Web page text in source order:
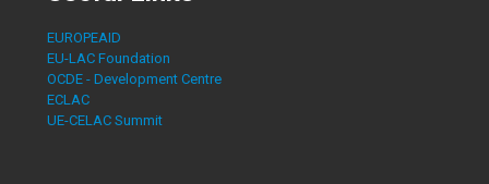
EUROPEAID
EU-LAC Foundation
OCDE - Development Centre
ECLAC
UE-CELAC Summit